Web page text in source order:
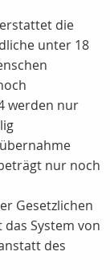
die
unter 18
werden nur
nur noch
Gesetzlichen
das System von
des